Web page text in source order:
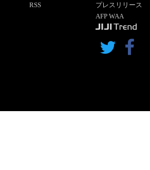
RSS
プレスリリース
AFP WAA